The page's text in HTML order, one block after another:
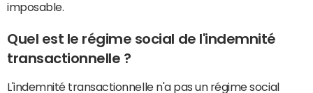
imposable.
Quel est le régime social de l'indemnité
transactionnelle ?
L'indemnité transactionnelle n'a pas un régime social